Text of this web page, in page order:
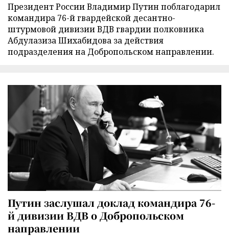
Президент России Владимир Путин поблагодарил
командира 76-й гвардейской десантно-
штурмовой дивизии ВДВ гвардии полковника
Абдулазиза Шихабидова за действия
подразделения на Добропольском направлении.
Путин заслушал доклад командира 76-
й дивизии ВДВ о Добропольском
направлении